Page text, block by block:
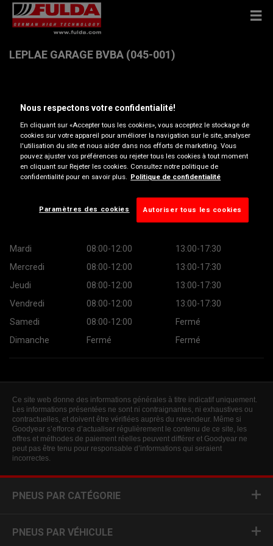
LEPLAE GARAGE BVBA (045-001)
Obtenir directions
Afficher le numéro de téléphone
Heures d’ouverture
Mardi
08:00-12:00
13:00-17:30
Mercredi
08:00-12:00
13:00-17:30
Jeudi
08:00-12:00
13:00-17:30
Vendredi
08:00-12:00
13:00-17:30
Samedi
08:00-12:00
Fermé
Dimanche
Fermé Fermé
Ce site web donne des informations générales à titre indicatif uniquement.
Les informations présentées ne sont ni contraignantes, ni exhaustives ou
contractuelles, et doivent être vérifiées auprès du revendeur. Même si
Goodyear s’efforce d’actualiser régulièrement le contenu de ce site, les
offres et méthodes de paiement réelles peuvent différer et Goodyear ne
peut pas être tenu pour responsable d’informations qui seraient
incorrectes.
PNEUS PAR CATÉGORIE
PNEUS PAR VÉHICULE
Nous respectons votre confidentialité!
En cliquant sur «Accepter tous les cookies», vous acceptez le stockage de
cookies sur votre appareil pour améliorer la navigation sur le site, analyser
l'utilisation du site et nous aider dans nos efforts de marketing. Vous
pouvez ajuster vos préférences ou rejeter tous les cookies à tout moment
en cliquant sur Rejeter les cookies. Consultez notre politique de
confidentialité pour en savoir plus.
Politique de confidentialité
Paramètres des cookies Autoriser tous les cookies